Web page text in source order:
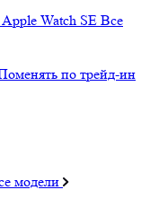
Apple Watch SE Все
по трейд-ин
модели